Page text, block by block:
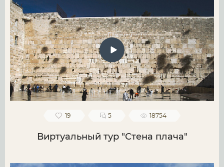
19 5 18754
Виртуальный тур "Стена плача"